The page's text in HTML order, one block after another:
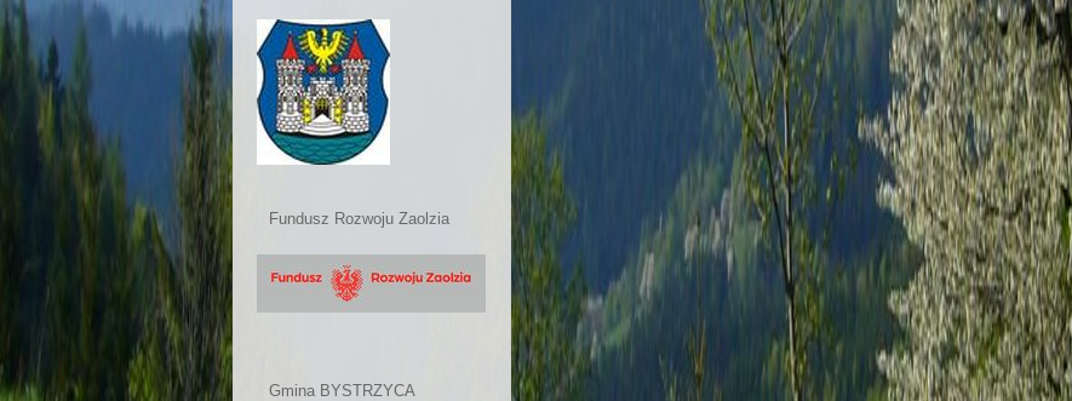
Fundusz Rozwoju Zaolzia
Gmina BYSTRZYCA